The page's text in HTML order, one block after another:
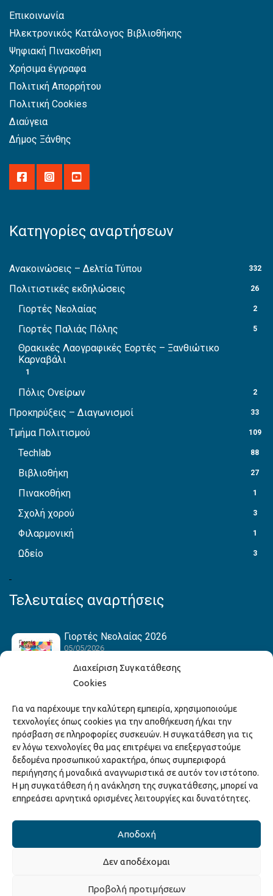
Διαχείριση Συγκατάθεσης
Cookies
Για να παρέχουμε την καλύτερη εμπειρία, χρησιμοποιούμε
τεχνολογίες όπως cookies για την αποθήκευση ή/και την
πρόσβαση σε πληροφορίες συσκευών. Η συγκατάθεση για τις
εν λόγω τεχνολογίες θα μας επιτρέψει να επεξεργαστούμε
δεδομένα προσωπικού χαρακτήρα, όπως συμπεριφορά
περιήγησης ή μοναδικά αναγνωριστικά σε αυτόν τον ιστότοπο.
Η μη συγκατάθεση ή η ανάκληση της συγκατάθεσης, μπορεί να
επηρεάσει αρνητικά ορισμένες λειτουργίες και δυνατότητες.
Αποδοχή
Δεν αποδέχομαι
Προβολή προτιμήσεων
Επικοινωνία
Ηλεκτρονικός Κατάλογος Βιβλιοθήκης
Ψηφιακή Πινακοθήκη
Χρήσιμα έγγραφα
Πολιτική Απορρήτου
Πολιτική Cookies
Διαύγεια
Δήμος Ξάνθης
Κατηγορίες αναρτήσεων
Ανακοινώσεις – Δελτία Τύπου 332
Πολιτιστικές εκδηλώσεις 26
Γιορτές Νεολαίας 2
Γιορτές Παλιάς Πόλης 5
Θρακικές Λαογραφικές Εορτές – Ξανθιώτικο
Καρναβάλι
1
Πόλις Ονείρων 2
Προκηρύξεις – Διαγωνισμοί 33
Τμήμα Πολιτισμού 109
Techlab 88
Βιβλιοθήκη 27
Πινακοθήκη 1
Σχολή χορού 3
Φιλαρμονική 1
Ωδείο 3
Τελευταίες αναρτήσεις
Γιορτές Νεολαίας 2026
05/05/2026
Hack the Match: Γνωρίζοντας τα Αμερικανικά
Αθλήματα! Δημιουργώντας το Δικό σου
Game Story!
22/04/2026
Ξάνθη – Πόλις Ονείρων Μουσικών Σχολείων
2026
15/04/2026
Copyright © 2025 Διεύθυνση Πολιτισμού Δήμου Ξάνθης. All Rights